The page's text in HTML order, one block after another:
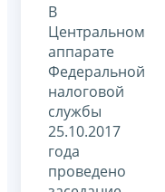
В
Центральном
аппарате
Федеральной
налоговой
службы
25.10.2017
года
проведено